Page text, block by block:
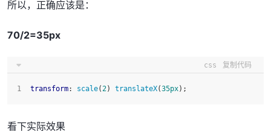
所以，正确应该是：
70/2=35px
css 复制代码
transform: scale(2) translateX(35px);
看下实际效果